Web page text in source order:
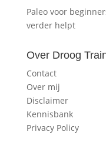
Paleo voor
verder helpt
Over Droog
Contact
Over mij
Disclaimer
Kennisbank
Privacy Policy